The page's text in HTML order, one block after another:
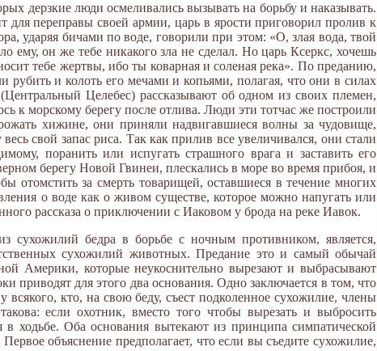
дерзкие люди осмеливались вызывать на борьбу и наказывать.
для переправы своей армии, царь в ярости приговорил пролив к
ударяя бичами по воде, говорили при этом: «О, злая вода, твой
ему, он же тебе никакого зла не сделал. Но царь Ксеркс, хочешь
тебе жертвы, ибо ты коварная и соленая река». По преданию,
рубить и колоть его мечами и копьями, полагая, что они в силах
Целебес) рассказывают об одном из своих племен,
к морскому берегу после отлива. Люди эти тотчас же построили
хижине, они приняли надвигавшиеся волны за чудовище,
свой запас риса. Так как прилив все увеличивался, они стали
поранить или испугать страшного врага и заставить его
берегу Новой Гвинеи, плескались в море во время прибоя, и
отомстить за смерть товарищей, оставшиеся в течение многих
о воде как о живом существе, которое можно напугать или
рассказа о приключении с Иаковом у брода на реке Иавок.
бедра в борьбе с ночным противником, является,
сухожилий животных. Предание это и самый обычай
Америки, которые неукоснительно вырезают и выбрасывают
для этого два основания. Одно заключается в том, что
всякого, кто, на свою беду, съест подколенное сухожилие, члены
если охотник, вместо того чтобы вырезать и выбросить
в ходьбе. Оба основания вытекают из принципа симпатической
объяснение предполагает, что если вы съедите сухожилие,